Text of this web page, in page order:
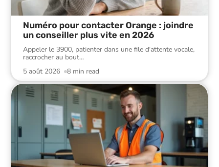
Numéro pour contacter Orange : joindre
un conseiller plus vite en 2026
Appeler le 3900, patienter dans une file d'attente vocale,
raccrocher au bout…
8 min read
5 août 2026